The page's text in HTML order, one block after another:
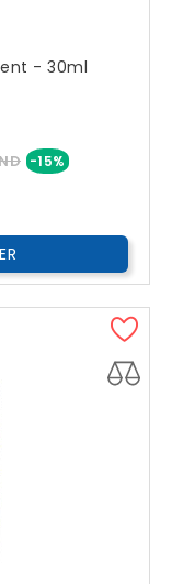
- 30ml
-15% Prix